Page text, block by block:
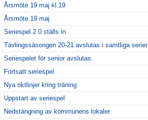
Årsmöte 19 maj kl.19
Årsmöte 19 maj
Seriespel 2.0 ställs in
Tävlingssäsongen 20-21 avslutas i samtliga serier
Seriespelet för senior avslutas.
Fortsatt seriespel
Nya riktlinjer kring träning
Uppstart av seriespel
Nedstängning av kommunens lokaler